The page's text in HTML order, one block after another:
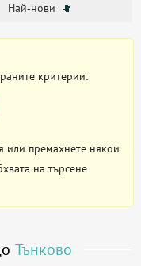
Най-нови
критерии:
или премахнете някои
на търсене.
Тънково